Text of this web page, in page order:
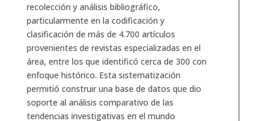
recolección y análisis bibliográfico,
particularmente en la codificación y
clasificación de más de 4.700 artículos
provenientes de revistas especializadas en el
área, entre los que identificó cerca de 300 con
enfoque histórico. Esta sistematización
permitió construir una base de datos que dio
soporte al análisis comparativo de las
tendencias investigativas en el mundo